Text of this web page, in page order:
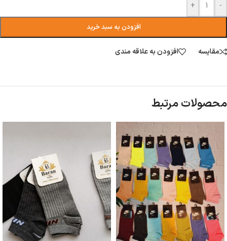
-
+
افزودن به سبد خرید
مقایسه افزودن به علاقه مندی
محصولات مرتبط